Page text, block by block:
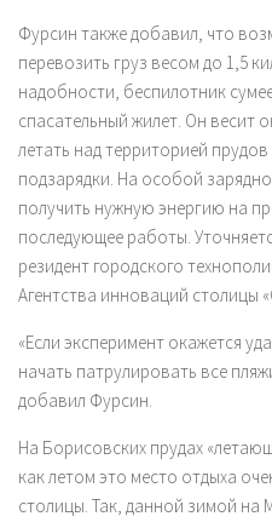
Фурсин также добавил, что
перевозить груз весом до 1,5
надобности, беспилотник
спасательный жилет. Он весит
летать над территорией
подзарядки. На особой
получить нужную энергию на
последующее работы.
резидент городского
Агентства инноваций столицы
«Если эксперимент окажется
начать патрулировать все
добавил Фурсин.
На Борисовских прудах
как летом это место отдыха
столицы. Так, данной зимой на